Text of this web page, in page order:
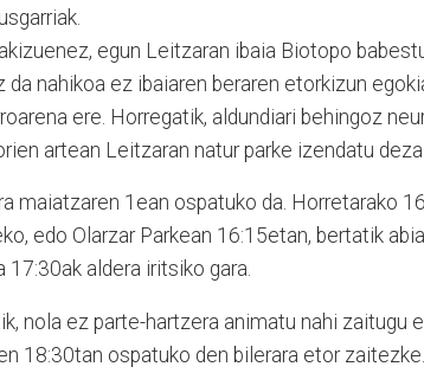
egun Leitzaran ibaia Biotopo
da nahikoa ez ibaiaren beraren etorkizun
ere. Horregatik, aldundiari behingoz
artean Leitzaran natur parke izendatu
maiatzaren 1ean ospatuko da. Horretarako
edo Olarzar Parkean 16:15etan, bertatik
17:30ak aldera iritsiko gara.
nola ez parte-hartzera animatu nahi zaitugu
18:30tan ospatuko den bilerara etor zaitezke.